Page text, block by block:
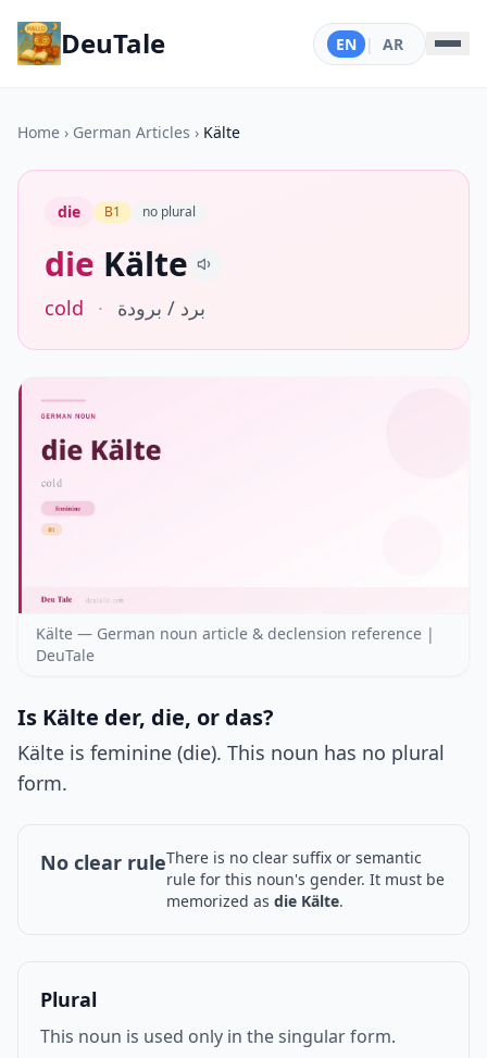
DeuTale EN | AR
Home › German Articles › Kälte
die B1 no plural
die Kälte
cold · برد / برودة
Kälte — German noun article & declension reference |
DeuTale
Is Kälte der, die, or das?
Kälte is feminine (die). This noun has no plural
form.
No clear ruleThere is no clear suffix or semantic
rule for this noun's gender. It must be
memorized as die Kälte.
Plural
This noun is used only in the singular form.